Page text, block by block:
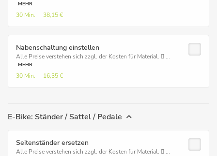
MEHR
30 Min. 38,15 €
Nabenschaltung einstellen
Alle Preise verstehen sich zzgl. der Kosten für Material.  ...
MEHR
30 Min. 16,35 €
E-Bike: Ständer / Sattel / Pedale
Seitenständer ersetzen
Alle Preise verstehen sich zzgl. der Kosten für Material.  ...